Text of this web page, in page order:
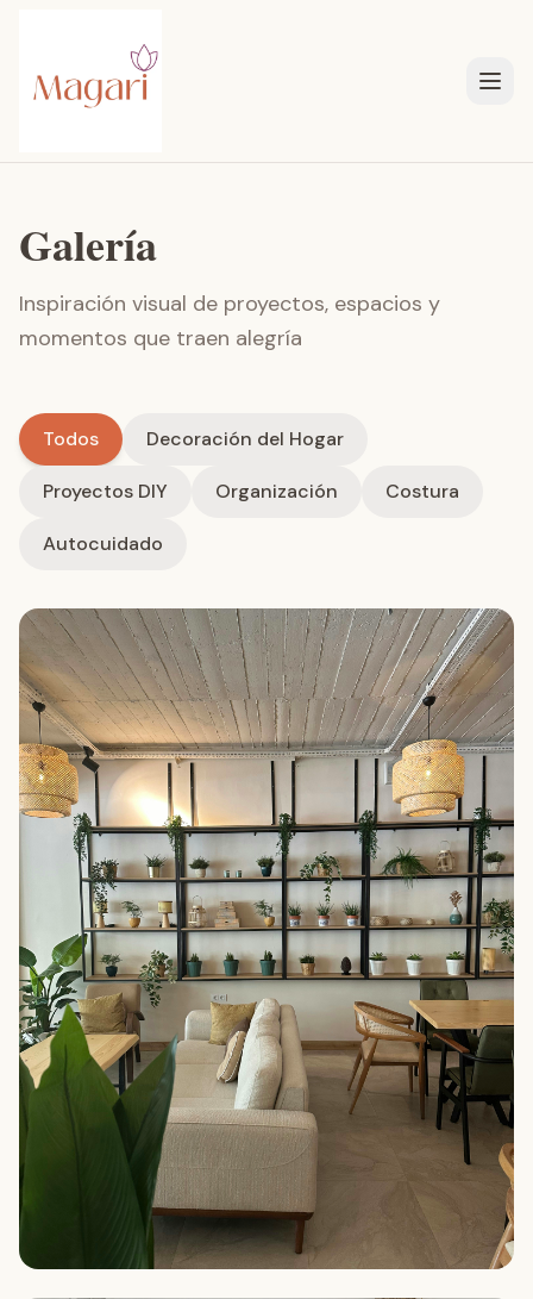
Galería
Inspiración visual de proyectos, espacios y
momentos que traen alegría
Todos Decoración del Hogar
Proyectos DIY Organización Costura
Autocuidado